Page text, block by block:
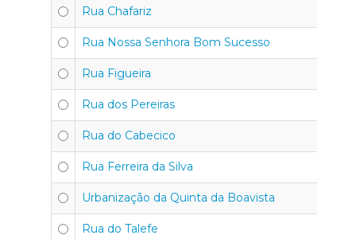
Rua Chafariz
Rua Nossa Senhora Bom Sucesso
Rua Figueira
Rua dos Pereiras
Rua do Cabecico
Rua Ferreira da Silva
Urbanização da Quinta da Boavista
Rua do Talefe